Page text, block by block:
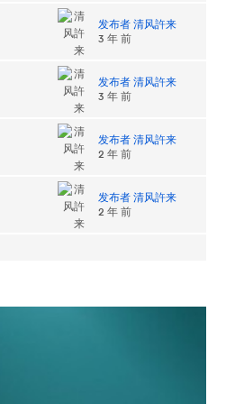
发布者 清风許来
3 年 前
发布者 清风許来
3 年 前
发布者 清风許来
2 年 前
发布者 清风許来
2 年 前